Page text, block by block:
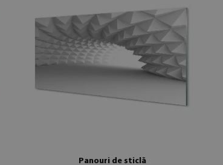
Panouri de sticlă